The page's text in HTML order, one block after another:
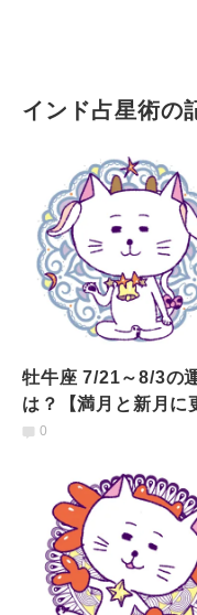
インド占星術の
牡牛座 7/21～8/3の
は？【満月と新月に
新！インド占星術】
0